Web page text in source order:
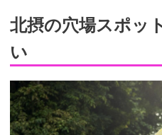
北摂の穴場スポッ
い